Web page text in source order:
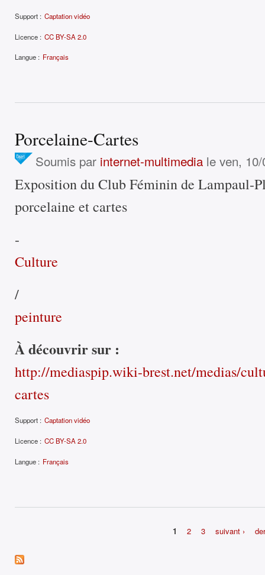
Support : Captation vidéo
Licence : CC BY-SA 2.0
Langue : Français
Porcelaine-Cartes
Soumis par internet-multimedia le ven,
Exposition du Club Féminin de Lampaul-
porcelaine et cartes
-
Culture
/
peinture
À découvrir sur :
http://mediaspip.wiki-brest.net/medias/
cartes
Support : Captation vidéo
Licence : CC BY-SA 2.0
Langue : Français
1 2 3 suivant ›